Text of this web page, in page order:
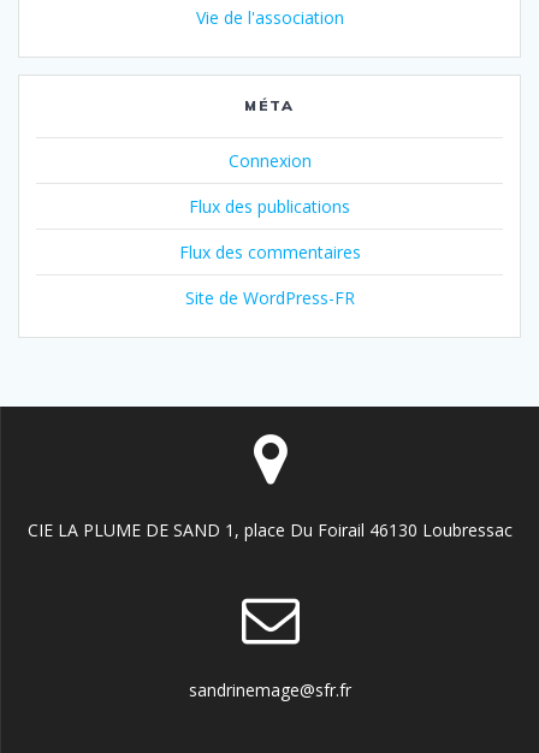
Vie de l'association
MÉTA
Connexion
Flux des publications
Flux des commentaires
Site de WordPress-FR
CIE LA PLUME DE SAND 1, place Du Foirail 46130 Loubressac
sandrinemage@sfr.fr